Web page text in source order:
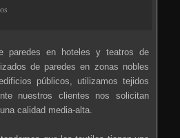
paredes en hoteles y teatros de
de paredes en zonas nobles
públicos, utilizamos tejidos
nuestros clientes nos solicitan
calidad media-alta.